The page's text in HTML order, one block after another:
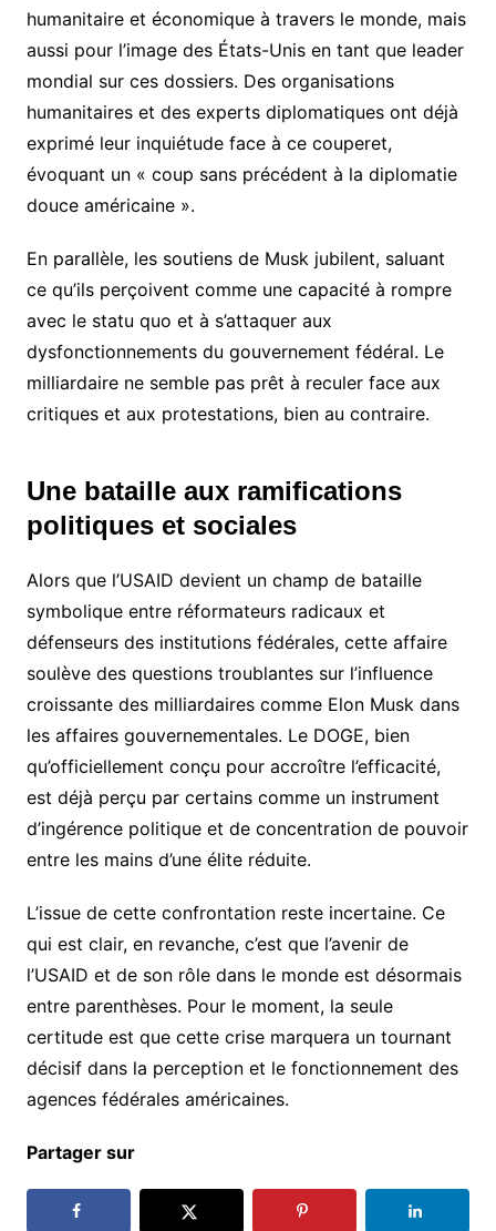
humanitaire et économique à travers le monde, mais
aussi pour l’image des États-Unis en tant que leader
mondial sur ces dossiers. Des organisations
humanitaires et des experts diplomatiques ont déjà
exprimé leur inquiétude face à ce couperet,
évoquant un « coup sans précédent à la diplomatie
douce américaine ».
En parallèle, les soutiens de Musk jubilent, saluant
ce qu’ils perçoivent comme une capacité à rompre
avec le statu quo et à s’attaquer aux
dysfonctionnements du gouvernement fédéral. Le
milliardaire ne semble pas prêt à reculer face aux
critiques et aux protestations, bien au contraire.
Une bataille aux ramifications
politiques et sociales
Alors que l’USAID devient un champ de bataille
symbolique entre réformateurs radicaux et
défenseurs des institutions fédérales, cette affaire
soulève des questions troublantes sur l’influence
croissante des milliardaires comme Elon Musk dans
les affaires gouvernementales. Le DOGE, bien
qu’officiellement conçu pour accroître l’efficacité,
est déjà perçu par certains comme un instrument
d’ingérence politique et de concentration de pouvoir
entre les mains d’une élite réduite.
L’issue de cette confrontation reste incertaine. Ce
qui est clair, en revanche, c’est que l’avenir de
l’USAID et de son rôle dans le monde est désormais
entre parenthèses. Pour le moment, la seule
certitude est que cette crise marquera un tournant
décisif dans la perception et le fonctionnement des
agences fédérales américaines.
Partager sur